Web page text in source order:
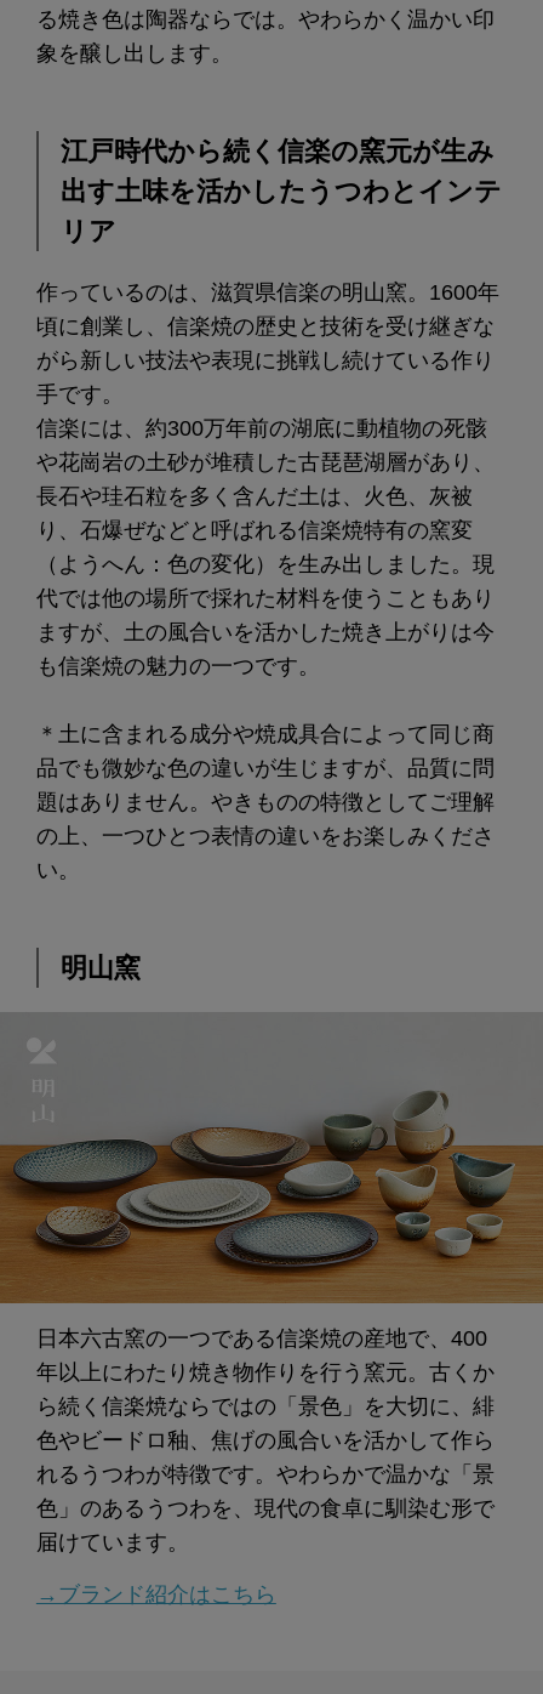
る焼き色は陶器ならでは。やわらかく温かい印
象を醸し出します。
江戸時代から続く信楽の窯元が生み
出す土味を活かしたうつわとインテ
リア
作っているのは、滋賀県信楽の明山窯。1600年
頃に創業し、信楽焼の歴史と技術を受け継ぎな
がら新しい技法や表現に挑戦し続けている作り
手です。
信楽には、約300万年前の湖底に動植物の死骸
や花崗岩の土砂が堆積した古琵琶湖層があり、
長石や珪石粒を多く含んだ土は、火色、灰被
り、石爆ぜなどと呼ばれる信楽焼特有の窯変
（ようへん：色の変化）を生み出しました。現
代では他の場所で採れた材料を使うこともあり
ますが、土の風合いを活かした焼き上がりは今
も信楽焼の魅力の一つです。
＊土に含まれる成分や焼成具合によって同じ商
品でも微妙な色の違いが生じますが、品質に問
題はありません。やきものの特徴としてご理解
の上、一つひとつ表情の違いをお楽しみくださ
い。
明山窯
日本六古窯の一つである信楽焼の産地で、400
年以上にわたり焼き物作りを行う窯元。古くか
ら続く信楽焼ならではの「景色」を大切に、緋
色やビードロ釉、焦げの風合いを活かして作ら
れるうつわが特徴です。やわらかで温かな「景
色」のあるうつわを、現代の食卓に馴染む形で
届けています。
→ブランド紹介はこちら